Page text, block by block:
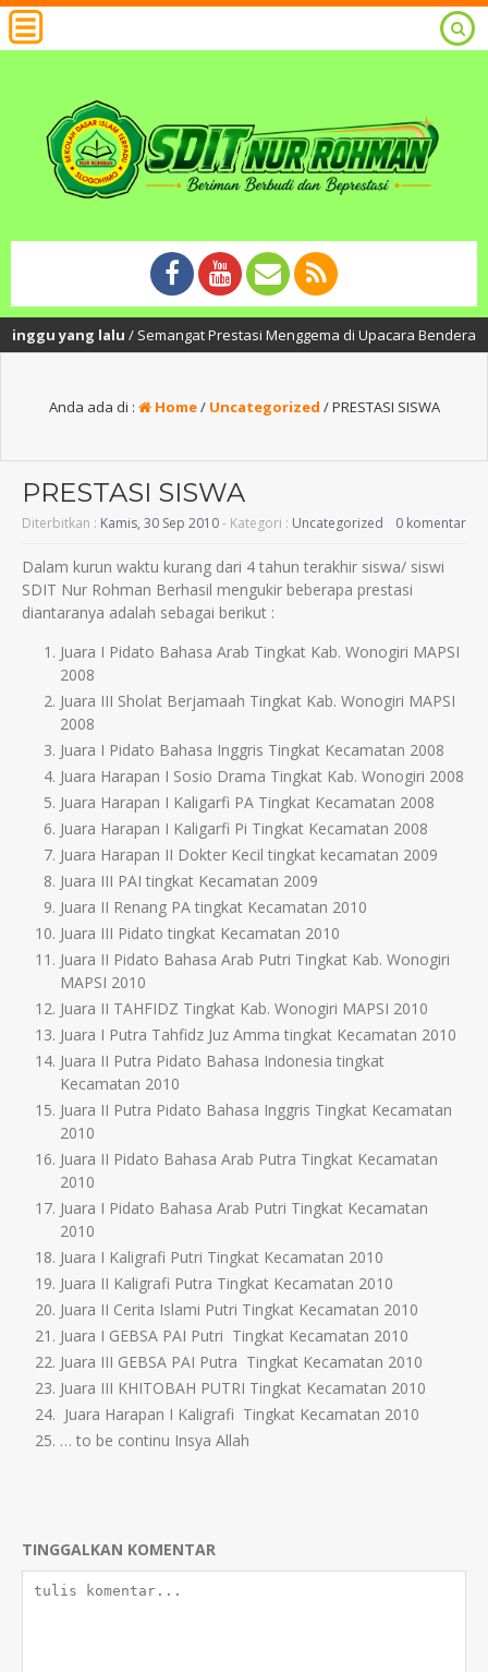
yang lalu / Semangat Prestasi Menggema di Upacara Bendera
Anda ada di : Home/ Uncategorized /PRESTASI SISWA
PRESTASI SISWA
Diterbitkan : Kamis, 30 Sep 2010- Kategori : Uncategorized 0 komentar
Dalam kurun waktu kurang dari 4 tahun terakhir siswa/ siswi
SDIT Nur Rohman Berhasil mengukir beberapa prestasi
diantaranya adalah sebagai berikut :
Juara I Pidato Bahasa Arab Tingkat Kab. Wonogiri MAPSI
2008
Juara III Sholat Berjamaah Tingkat Kab. Wonogiri MAPSI
2008
Juara I Pidato Bahasa Inggris Tingkat Kecamatan 2008
Juara Harapan I Sosio Drama Tingkat Kab. Wonogiri 2008
Juara Harapan I Kaligarfi PA Tingkat Kecamatan 2008
Juara Harapan I Kaligarfi Pi Tingkat Kecamatan 2008
Juara Harapan II Dokter Kecil tingkat kecamatan 2009
Juara III PAI tingkat Kecamatan 2009
Juara II Renang PA tingkat Kecamatan 2010
Juara III Pidato tingkat Kecamatan 2010
Juara II Pidato Bahasa Arab Putri Tingkat Kab. Wonogiri
MAPSI 2010
Juara II TAHFIDZ Tingkat Kab. Wonogiri MAPSI 2010
Juara I Putra Tahfidz Juz Amma tingkat Kecamatan 2010
Juara II Putra Pidato Bahasa Indonesia tingkat
Kecamatan 2010
Juara II Putra Pidato Bahasa Inggris Tingkat Kecamatan
2010
Juara II Pidato Bahasa Arab Putra Tingkat Kecamatan
2010
Juara I Pidato Bahasa Arab Putri Tingkat Kecamatan
2010
Juara I Kaligrafi Putri Tingkat Kecamatan 2010
Juara II Kaligrafi Putra Tingkat Kecamatan 2010
Juara II Cerita Islami Putri Tingkat Kecamatan 2010
Juara I GEBSA PAI Putri Tingkat Kecamatan 2010
Juara III GEBSA PAI Putra Tingkat Kecamatan 2010
Juara III KHITOBAH PUTRI Tingkat Kecamatan 2010
Juara Harapan I Kaligrafi Tingkat Kecamatan 2010
… to be continu Insya Allah
TINGGALKAN KOMENTAR